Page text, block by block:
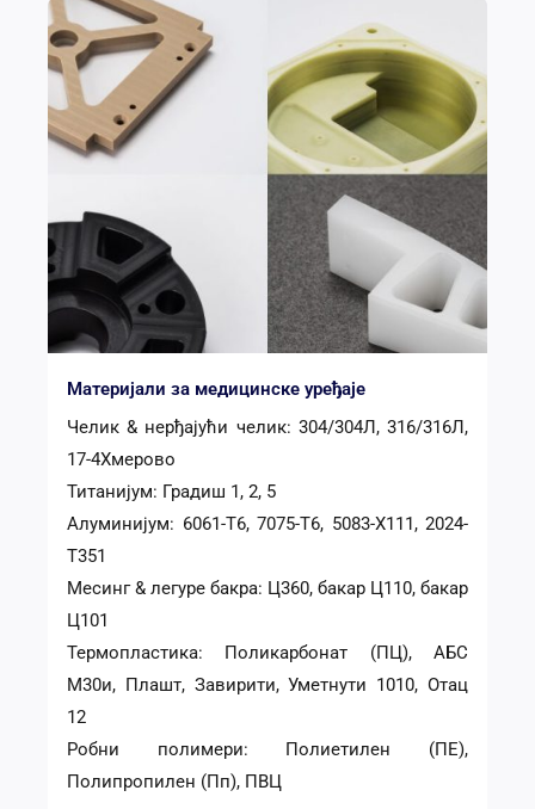
Материјали за медицинске уређаје
Челик & нерђајући челик: 304/304Л, 316/316Л,
17-4Хмерово
Титанијум: Градиш 1, 2, 5
Алуминијум: 6061-Т6, 7075-Т6, 5083-Х111, 2024-
Т351
Месинг & легуре бакра: Ц360, бакар Ц110, бакар
Ц101
Термопластика: Поликарбонат (ПЦ), АБС
М30и, Плашт, Завирити, Уметнути 1010, Отац
12
Робни полимери: Полиетилен (ПЕ),
Полипропилен (Пп), ПВЦ